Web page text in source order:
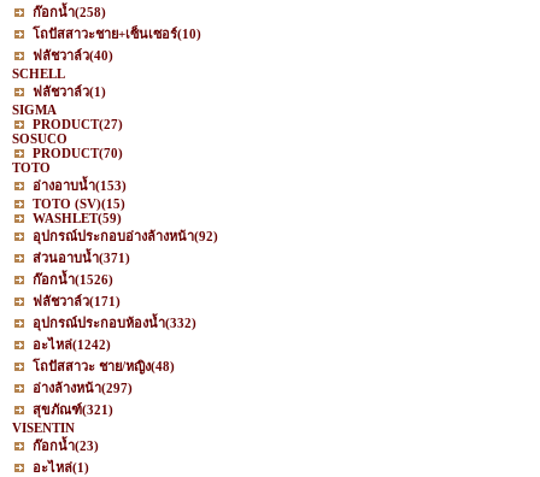
ก๊อกน้ำ(258)
โถปัสสาวะชาย+เซ็นเซอร์(10)
ฟลัชวาล์ว(40)
SCHELL
ฟลัชวาล์ว(1)
SIGMA
PRODUCT(27)
SOSUCO
PRODUCT(70)
TOTO
อ่างอาบน้ำ(153)
TOTO (SV)(15)
WASHLET(59)
อุปกรณ์ประกอบอ่างล้างหน้า(92)
ส่วนอาบน้ำ(371)
ก๊อกน้ำ(1526)
ฟลัชวาล์ว(171)
อุปกรณ์ประกอบห้องน้ำ(332)
อะไหล่(1242)
โถปัสสาวะ ชาย/หญิง(48)
อ่างล้างหน้า(297)
สุขภัณฑ์(321)
VISENTIN
ก๊อกน้ำ(23)
อะไหล่(1)